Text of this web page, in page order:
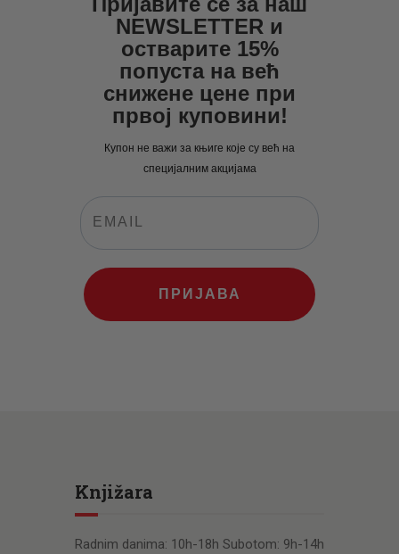
0
0
рсд.
0
рсд.
NEWSLETTER и
остварите 15%
попуста на већ
снижене цене при
првој куповини!
Купон не важи за књиге које су већ на
специјалним акцијама
ПРИЈАВА
Knjižara
Radnim danima: 10h-18h Subotom: 9h-14h